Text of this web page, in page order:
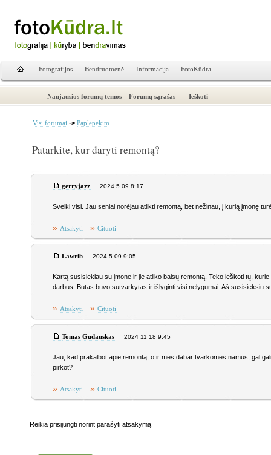
Fotografijos Bendruomenė Informacija FotoKūdra
Naujausios forumų temos Forumų sąrašas Ieškoti
Visi forumai -> Paplepėkim
Patarkite, kur daryti remontą?
gerryjazz 2024 5 09 8:17
Sveiki visi. Jau seniai norėjau atlikti remontą, bet nežinau, į kurią įmonę
» Atsakyti » Cituoti
Lawrib 2024 5 09 9:05
Kartą susisiekiau su įmone ir jie atliko baisų remontą. Teko ieškoti tų,
darbus. Butas buvo sutvarkytas ir išlyginti visi nelygumai. Aš susisieksiu
» Atsakyti » Cituoti
Tomas Gudauskas 2024 11 18 9:45
Jau, kad prakalbot apie remontą, o ir mes dabar tvarkomės namus, gal
pirkot?
» Atsakyti » Cituoti
Reikia prisijungti norint parašyti atsakymą